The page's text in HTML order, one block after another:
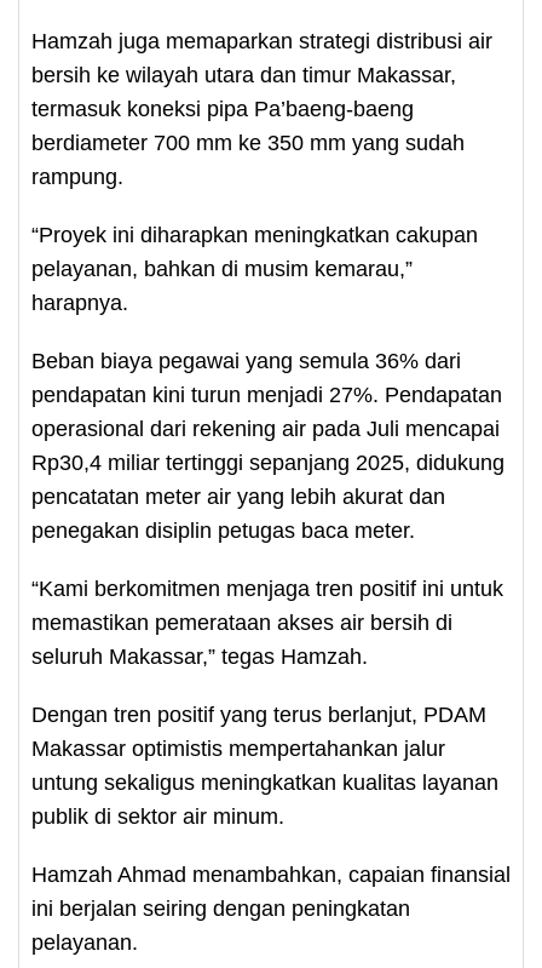
Hamzah juga memaparkan strategi distribusi air
bersih ke wilayah utara dan timur Makassar,
termasuk koneksi pipa Pa’baeng-baeng
berdiameter 700 mm ke 350 mm yang sudah
rampung.
“Proyek ini diharapkan meningkatkan cakupan
pelayanan, bahkan di musim kemarau,”
harapnya.
Beban biaya pegawai yang semula 36% dari
pendapatan kini turun menjadi 27%. Pendapatan
operasional dari rekening air pada Juli mencapai
Rp30,4 miliar tertinggi sepanjang 2025, didukung
pencatatan meter air yang lebih akurat dan
penegakan disiplin petugas baca meter.
“Kami berkomitmen menjaga tren positif ini untuk
memastikan pemerataan akses air bersih di
seluruh Makassar,” tegas Hamzah.
Dengan tren positif yang terus berlanjut, PDAM
Makassar optimistis mempertahankan jalur
untung sekaligus meningkatkan kualitas layanan
publik di sektor air minum.
Hamzah Ahmad menambahkan, capaian finansial
ini berjalan seiring dengan peningkatan
pelayanan.